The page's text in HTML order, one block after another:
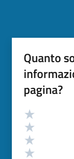
Quanto
pagina?
Valutazione